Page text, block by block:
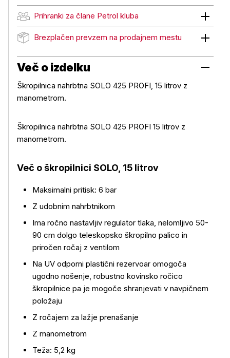
Prihranki za člane Petrol kluba
Prihranki za člane Petrol kluba
Brezplačen prevzem na prodajnem mestu
Brezplačen prevzem na prodajnem mestu
Več o izdelku
Več o izdelku
Škropilnica nahrbtna SOLO 425 PROFI, 15 litrov z
manometrom.
Škropilnica nahrbtna SOLO 425 PROFI 15 litrov z
manometrom.
Več o škropilnici SOLO, 15 litrov
Maksimalni pritisk: 6 bar
Z udobnim nahrbtnikom
Ima ročno nastavljiv regulator tlaka, nelomljivo 50-
90 cm dolgo teleskopsko škropilno palico in
priročen ročaj z ventilom
Na UV odporni plastični rezervoar omogoča
ugodno nošenje, robustno kovinsko ročico
škropilnice pa je mogoče shranjevati v navpičnem
položaju
Z ročajem za lažje prenašanje
Z manometrom
Teža: 5,2 kg